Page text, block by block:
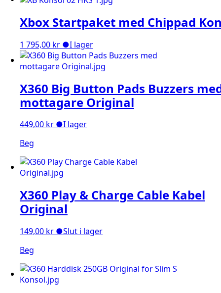
Xbox Startpaket med Chippad
1 795,00 kr ●I lager
X360 Big Button Pads Buzzers
mottagare Original
449,00 kr ●I lager
Beg
X360 Play & Charge Cable Kabel
Original
149,00 kr ●Slut i lager
Beg